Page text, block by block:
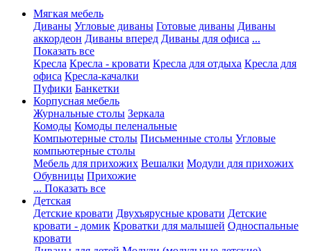
Мягкая мебель
Диваны Угловые диваны Готовые диваны Диваны
аккордеон Диваны вперед Диваны для офиса ...
Показать все
Кресла Кресла - кровати Кресла для отдыха Кресла для
офиса Кресла-качалки
Пуфики Банкетки
Корпусная мебель
Журнальные столы Зеркала
Комоды Комоды пеленальные
Компьютерные столы Письменные столы Угловые
компьютерные столы
Мебель для прихожих Вешалки Модули для прихожих
Обувницы Прихожие
... Показать все
Детская
Детские кровати Двухъярусные кровати Детские
кровати - домик Кроватки для малышей Односпальные
кровати